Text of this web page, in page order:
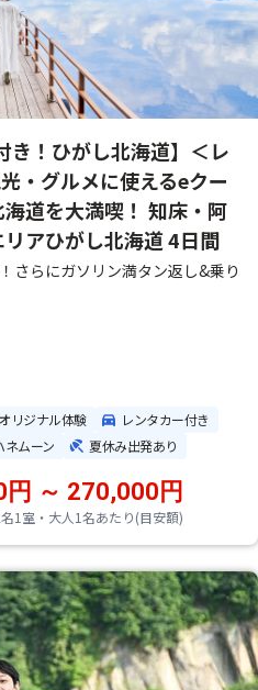
き！ひがし北海道】＜レ
・グルメに使えるeクー
道を大満喫！ 知床・阿
アひがし北海道 4日間
さらにガソリン満タン返し&乗り
リジナル体験
レンタカー付き
ネムーン 夏休み出発あり
1室・大人1名あたり(目安額)
～ 270,000円